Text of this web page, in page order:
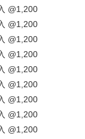
@1,200
@1,200
@1,200
@1,200
@1,200
@1,200
@1,200
@1,200
@1,200